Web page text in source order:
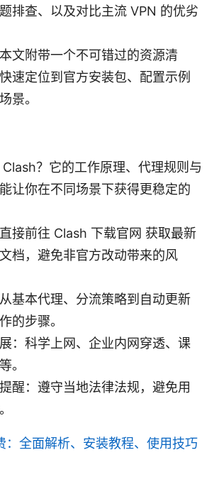
排查、以及对比主流 VPN 的优劣
文附带一个不可错过的资源清
速定位到官方安装包、配置示例
景。
？它的工作原理、代理规则与
让你在不同场景下获得更稳定的
接前往 Clash 下载官网 获取最新
档，避免非官方改动带来的风
基本代理、分流策略到自动更新
的步骤。
：科学上网、企业内网穿透、课
。
醒：遵守当地法律法规，避免用
：全面解析、安装教程、使用技巧